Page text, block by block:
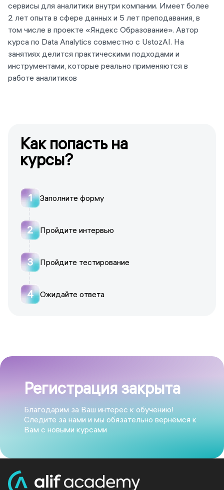
сервисы для аналитики внутри компании. Имеет более
2 лет опыта в сфере данных и 5 лет преподавания, в
том числе в проекте «Яндекс Образование». Автор
курса по Data Analytics совместно с UstozAI. На
занятиях делится практическими подходами и
инструментами, которые реально применяются в
работе аналитиков
Как попасть на
курсы?
1 Заполните форму
2 Пройдите интервью
3 Пройдите тестирование
4 Ожидайте ответа
Регистрация закрыта
Благодарим за Ваш интерес к обучению!
Следите за нами и мы обязательно вернёмся к
Вам с новыми курсами